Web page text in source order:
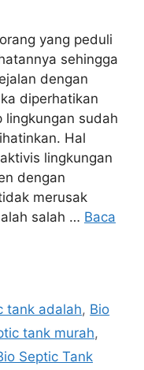
yang peduli
sehingga
dengan
diperhatikan
sudah
Hal
lingkungan
dengan
merusak
salah … Baca
tank adalah, Bio
tank murah,
Septic Tank